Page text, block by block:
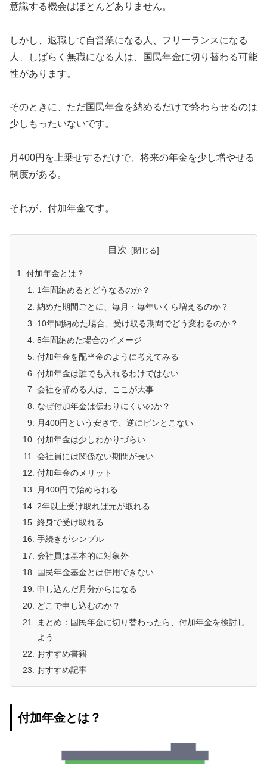
意識する機会はほとんどありません。
しかし、退職して自営業になる人、フリーランスになる
人、しばらく無職になる人は、国民年金に切り替わる可能
性があります。
そのときに、ただ国民年金を納めるだけで終わらせるのは
少しもったいないです。
月400円を上乗せするだけで、将来の年金を少し増やせる
制度がある。
それが、付加年金です。
目次
付加年金とは？
1年間納めるとどうなるのか？
納めた期間ごとに、毎月・毎年いくら増えるのか？
10年間納めた場合、受け取る期間でどう変わるのか？
5年間納めた場合のイメージ
付加年金を配当金のように考えてみる
付加年金は誰でも入れるわけではない
会社を辞める人は、ここが大事
なぜ付加年金は伝わりにくいのか？
月400円という安さで、逆にピンとこない
付加年金は少しわかりづらい
会社員には関係ない期間が長い
付加年金のメリット
月400円で始められる
2年以上受け取れば元が取れる
終身で受け取れる
手続きがシンプル
会社員は基本的に対象外
国民年金基金とは併用できない
申し込んだ月分からになる
どこで申し込むのか？
まとめ：国民年金に切り替わったら、付加年金を検討し
よう
おすすめ書籍
おすすめ記事
付加年金とは？